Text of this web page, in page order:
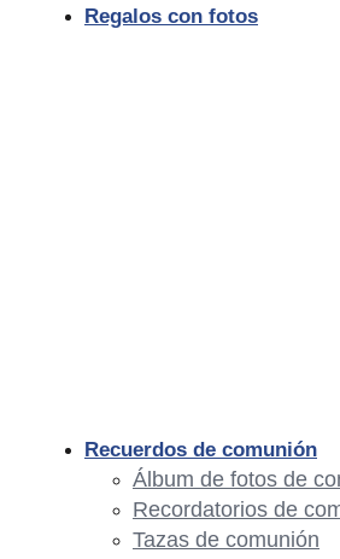
Regalos con fotos
Recuerdos de comunión
Álbum de fotos de
Recordatorios de
Tazas de comunión